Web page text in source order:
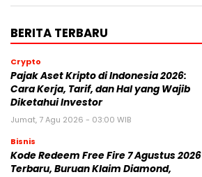
BERITA TERBARU
Crypto
Pajak Aset Kripto di Indonesia 2026:
Cara Kerja, Tarif, dan Hal yang Wajib
Diketahui Investor
Jumat, 7 Agu 2026 - 03:00 WIB
Bisnis
Kode Redeem Free Fire 7 Agustus 2026
Terbaru, Buruan Klaim Diamond,